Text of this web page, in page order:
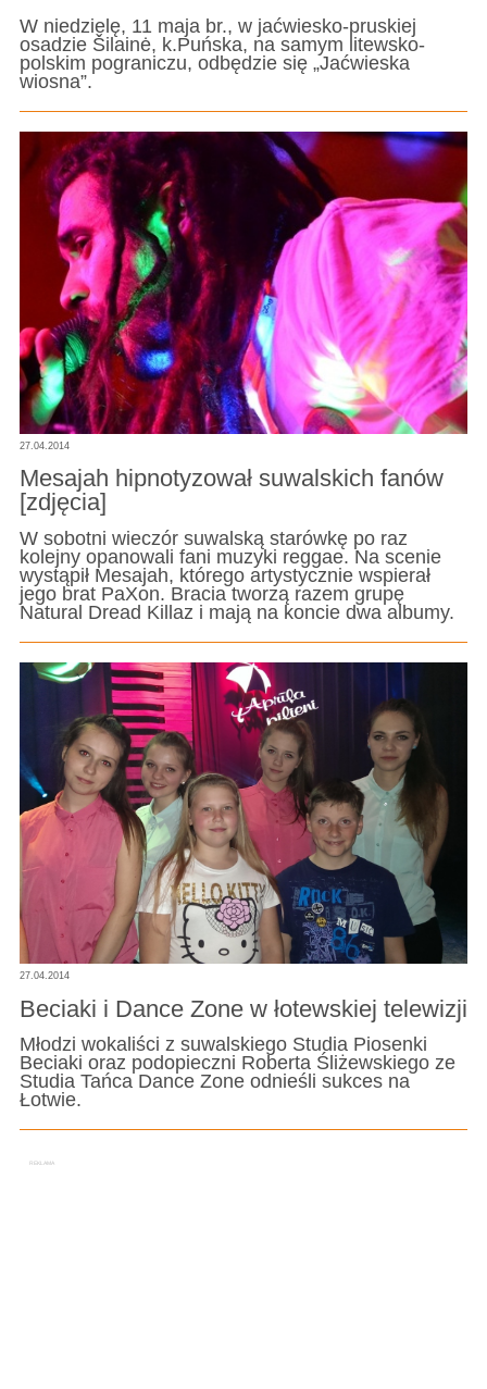
W niedzielę, 11 maja br., w jaćwiesko-pruskiej
osadzie Šilainė, k.Puńska, na samym litewsko-
polskim pograniczu, odbędzie się „Jaćwieska
wiosna”.
27.04.2014
Mesajah hipnotyzował suwalskich fanów
[zdjęcia]
W sobotni wieczór suwalską starówkę po raz
kolejny opanowali fani muzyki reggae. Na scenie
wystąpił Mesajah, którego artystycznie wspierał
jego brat PaXon. Bracia tworzą razem grupę
Natural Dread Killaz i mają na koncie dwa albumy.
27.04.2014
Beciaki i Dance Zone w łotewskiej telewizji
Młodzi wokaliści z suwalskiego Studia Piosenki
Beciaki oraz podopieczni Roberta Śliżewskiego ze
Studia Tańca Dance Zone odnieśli sukces na
Łotwie.